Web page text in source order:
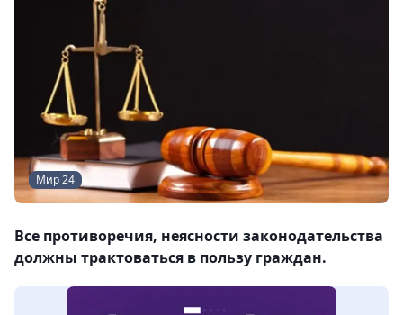
Мир 24
Все противоречия, неясности законодательства
должны трактоваться в пользу граждан.